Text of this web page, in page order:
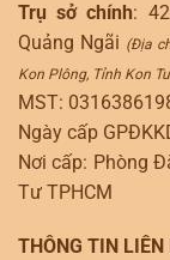
Trụ sở chính:
Quảng Ngãi (Địa
Kon Plông, Tỉnh Kon
MST:
Ngày cấp
Nơi cấp: Phòng
Tư TPHCM
THÔNG TIN LIÊN